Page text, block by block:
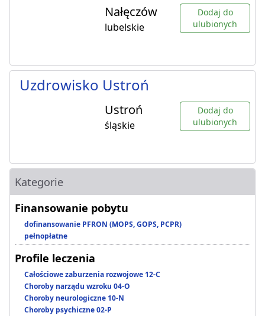
Nałęczów
lubelskie
Dodaj do
ulubionych
Uzdrowisko Ustroń
Ustroń
śląskie
Dodaj do
ulubionych
Kategorie
Finansowanie pobytu
dofinansowanie PFRON (MOPS, GOPS, PCPR)
pełnopłatne
Profile leczenia
Całościowe zaburzenia rozwojowe 12-C
Choroby narządu wzroku 04-O
Choroby neurologiczne 10-N
Choroby psychiczne 02-P